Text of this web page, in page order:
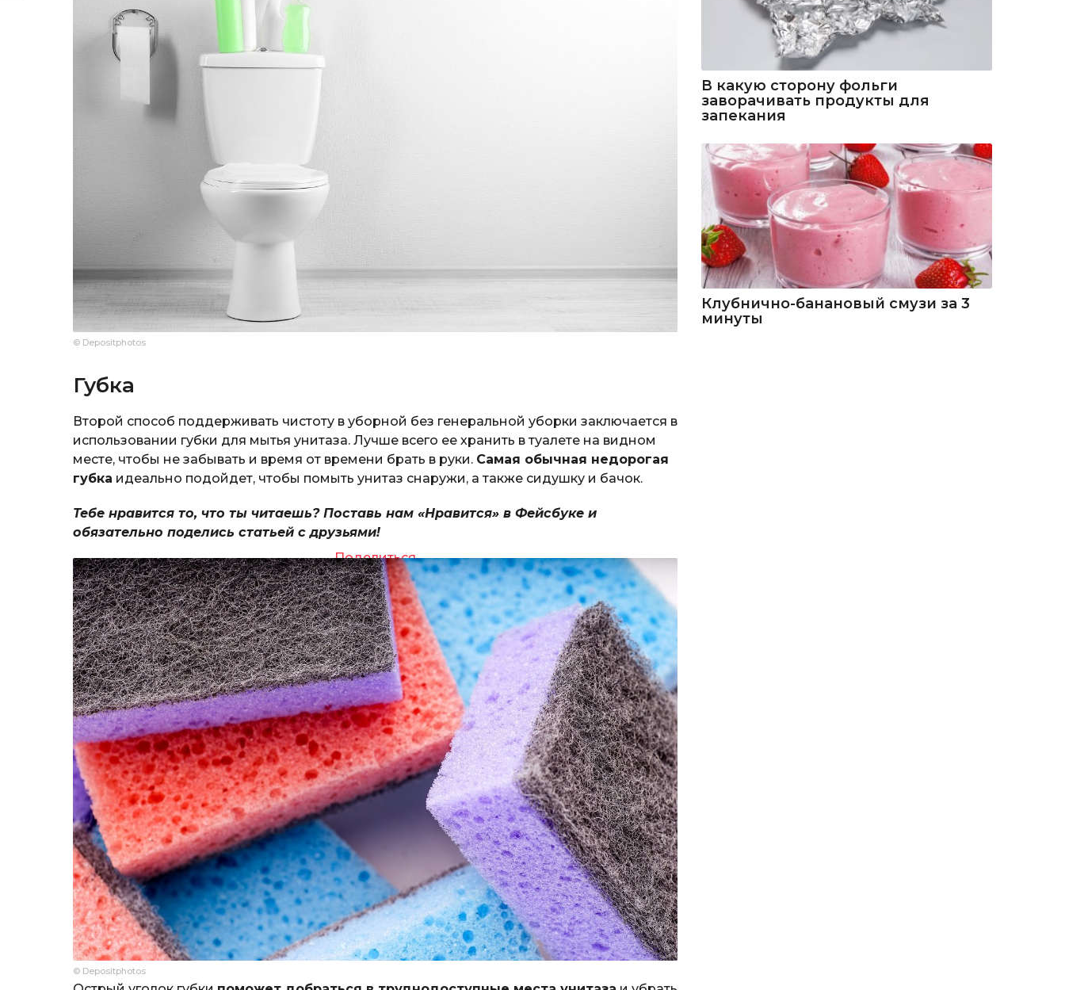
© Depositphotos
Губка
Второй способ поддерживать чистоту в уборной без генеральной уборки заключается в
использовании губки для мытья унитаза. Лучше всего ее хранить в туалете на видном
месте, чтобы не забывать и время от времени брать в руки. Самая обычная недорогая
губка идеально подойдет, чтобы помыть унитаз снаружи, а также сидушку и бачок.
Тебе нравится то, что ты читаешь? Поставь нам «Нравится» в Фейсбуке и
обязательно поделись статьей с друзьями!
Поделиться
© Depositphotos
В какую сторону фольги
заворачивать продукты для
запекания
Клубнично-банановый смузи за 3
минуты